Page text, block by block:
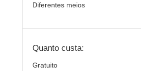
Diferentes meios
Quanto custa:
Gratuito